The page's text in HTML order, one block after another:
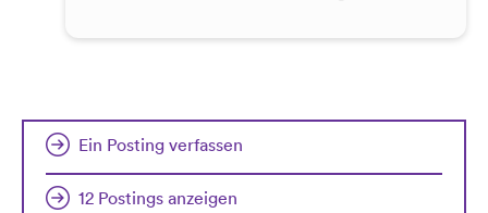
Ein Posting verfassen
12 Postings anzeigen